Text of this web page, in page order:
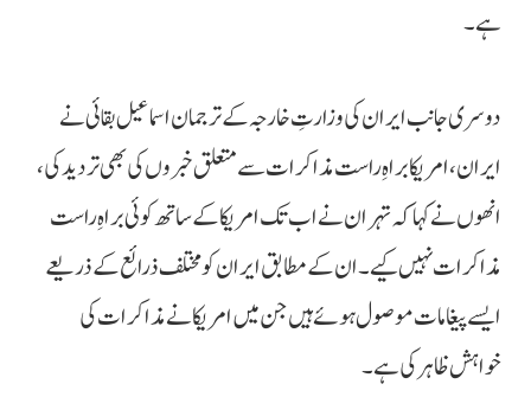
ہے۔
دوسری جانب ایران کی وزارتِ خارجہ کے ترجمان اسماعیل بقائی نے
ایران، امریکا براہِ راست مذاکرات سے متعلق خبروں کی بھی تردید کی،
انھوں نے کہا کہ تہران نے اب تک امریکا کے ساتھ کوئی براہِ راست
مذاکرات نہیں کیے۔ ان کے مطابق ایران کو مختلف ذرائع کے ذریعے
ایسے پیغامات موصول ہوئے ہیں جن میں امریکا نے مذاکرات کی
خواہش ظاہر کی ہے۔